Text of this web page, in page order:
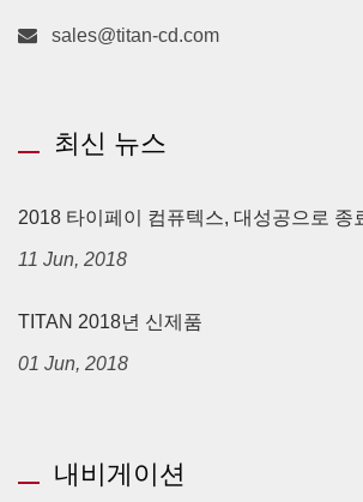
sales@titan-cd.com
최신 뉴스
2018 타이페이 컴퓨텍스, 대성공으로 종
11 Jun, 2018
TITAN 2018년 신제품
01 Jun, 2018
내비게이션